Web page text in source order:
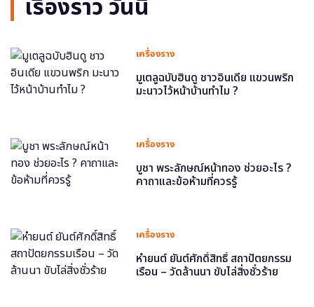
เรื่องราว วันนี้
เครื่องราง
มูเตลูฉบับฮินดู ชาวอินเดีย แขวนพริก
มะนาวไว้หน้าบ้านทำไม ?
เครื่องราง
บูชา พระลักษณ์หน้าทอง ช่วยอะไร ?
คาถาและข้อห้ามที่ควรรู้
เครื่องราง
หำยนต์ ยันต์ศักดิ์สิทธิ์ สถาปัตยกรรม
เรือน – วัดล้านนา ขับไล่สิ่งชั่วร้าย